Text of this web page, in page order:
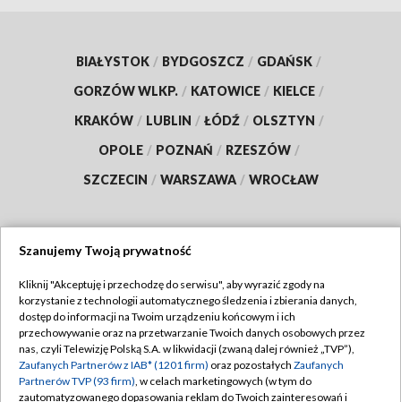
BIAŁYSTOK / BYDGOSZCZ / GDAŃSK /
GORZÓW WLKP. / KATOWICE / KIELCE /
KRAKÓW / LUBLIN / ŁÓDŹ / OLSZTYN /
OPOLE / POZNAŃ / RZESZÓW /
SZCZECIN / WARSZAWA / WROCŁAW
TVP
Abonament TVP
Emisja w TVP
Centrum informacji TVP
Regulamin TVP
Polityka prywatności
Moje zgody
Szanujemy Twoją prywatność
Kliknij "Akceptuję i przechodzę do serwisu", aby wyrazić zgody na
korzystanie z technologii automatycznego śledzenia i zbierania danych,
dostęp do informacji na Twoim urządzeniu końcowym i ich
przechowywanie oraz na przetwarzanie Twoich danych osobowych przez
nas, czyli Telewizję Polską S.A. w likwidacji (zwaną dalej również „TVP”),
Zaufanych Partnerów z IAB* (1201 firm) oraz pozostałych Zaufanych
Partnerów TVP (93 firm), w celach marketingowych (w tym do
zautomatyzowanego dopasowania reklam do Twoich zainteresowań i